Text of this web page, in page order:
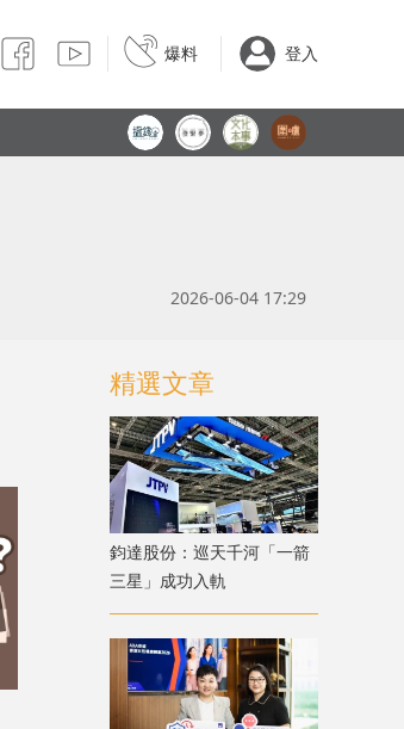
爆料 登入
2026-06-04 17:29
精選文章
鈞達股份：巡天千河「一箭
三星」成功入軌